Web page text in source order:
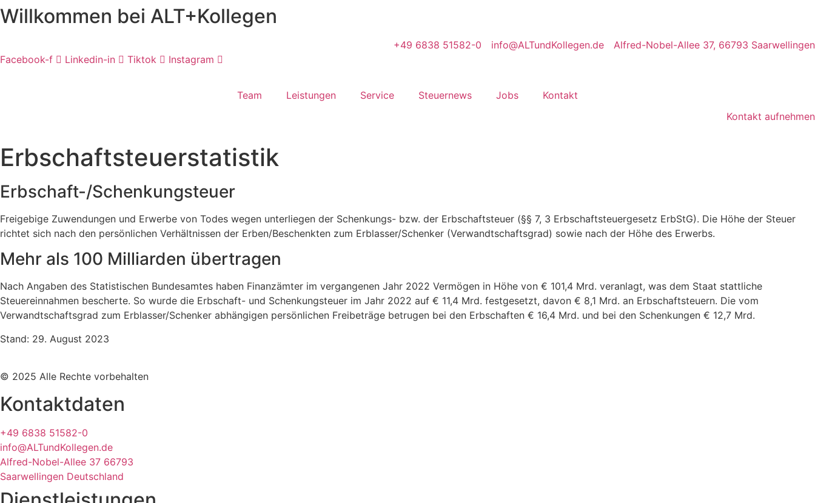
Skip
to
Willkommen bei ALT+Kollegen
+49 6838 51582-0 info@ALTundKollegen.de
Alfred-Nobel-Allee 37, 66793 Saarwellingen
Facebook-f
Linkedin-in Tiktok Instagram
Team Leistungen Service Steuernews Jobs
Kontakt
Kontakt aufnehmen
Erbschaftsteuerstatistik
Erbschaft-/Schenkungsteuer
Freigebige Zuwendungen und Erwerbe von Todes wegen unterliegen der Schenkungs- bzw. der Erbschaftsteuer (§§ 7, 3 Erbschaftsteuergesetz ErbStG). Die Höhe der Steuer
richtet sich nach den persönlichen Verhältnissen der Erben/Beschenkten zum Erblasser/Schenker (Verwandtschaftsgrad) sowie nach der Höhe des Erwerbs.
Mehr als 100 Milliarden übertragen
Nach Angaben des Statistischen Bundesamtes haben Finanzämter im vergangenen Jahr 2022 Vermögen in Höhe von € 101,4 Mrd. veranlagt, was dem Staat stattliche
Steuereinnahmen bescherte. So wurde die Erbschaft- und Schenkungsteuer im Jahr 2022 auf € 11,4 Mrd. festgesetzt, davon € 8,1 Mrd. an Erbschaftsteuern. Die vom
Verwandtschaftsgrad zum Erblasser/Schenker abhängigen persönlichen Freibeträge betrugen bei den Erbschaften € 16,4 Mrd. und bei den Schenkungen € 12,7 Mrd.
Stand: 29. August 2023
© 2025 Alle Rechte vorbehalten
Kontaktdaten
+49 6838 51582-0
info@ALTundKollegen.de
Alfred-Nobel-Allee 37 66793
Saarwellingen Deutschland